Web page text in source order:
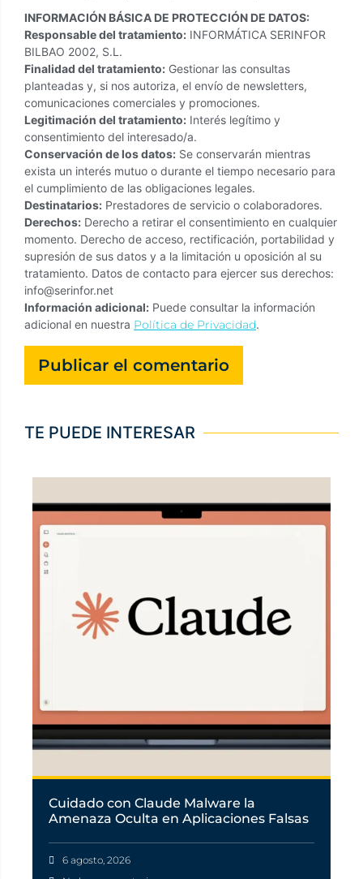
INFORMACIÓN BÁSICA DE PROTECCIÓN DE DATOS:
Responsable del tratamiento: INFORMÁTICA SERINFOR
BILBAO 2002, S.L.
Finalidad del tratamiento: Gestionar las consultas
planteadas y, si nos autoriza, el envío de newsletters,
comunicaciones comerciales y promociones.
Legitimación del tratamiento: Interés legítimo y
consentimiento del interesado/a.
Conservación de los datos: Se conservarán mientras
exista un interés mutuo o durante el tiempo necesario para
el cumplimiento de las obligaciones legales.
Destinatarios: Prestadores de servicio o colaboradores.
Derechos: Derecho a retirar el consentimiento en cualquier
momento. Derecho de acceso, rectificación, portabilidad y
supresión de sus datos y a la limitación u oposición al su
tratamiento. Datos de contacto para ejercer sus derechos:
info@serinfor.net
Información adicional: Puede consultar la información
adicional en nuestra Política de Privacidad.
TE PUEDE INTERESAR
Cuidado con Claude Malware la
Amenaza Oculta en Aplicaciones Falsas
6 agosto, 2026